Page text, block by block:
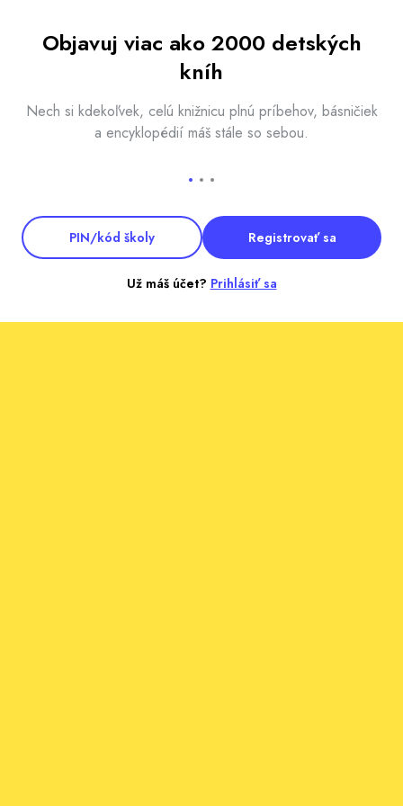
Objavuj viac ako 2000 detských
kníh
Nech si kdekoľvek, celú knižnicu plnú príbehov, básničiek
a encyklopédií máš stále so sebou.
PIN/kód školy Registrovať sa
Už máš účet? Prihlásiť sa